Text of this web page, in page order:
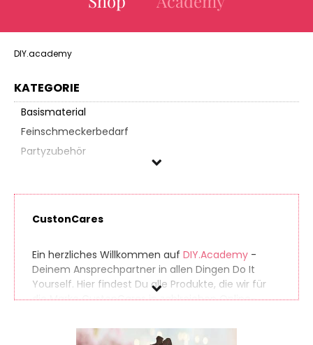
DIY.academy
KATEGORIE
Basismaterial
Feinschmeckerbedarf
Partyzubehör
CustonCares
Preis
CustonCares
Ein herzliches Willkommen auf DIY.Academy -
Deinem Ansprechpartner in allen Dingen Do It
Yourself. Hier findest Du alle Produkte, die wir für
die Marke CustonCares in zahlreichen Online-
seltene Produkte ganz einfach. Gleichzeitig